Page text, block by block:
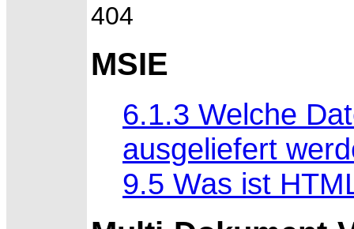
404
MSIE
6.1.3 Welche
ausgeliefert
9.5 Was ist